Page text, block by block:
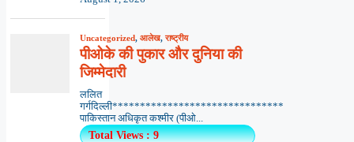
Uncategorized, आलेख,राष्ट्रीय
पीओके की पुकार और दुनिया की
जिम्मेदारी
ललित
गर्गदिल्ली*******************************
पाकिस्तान अधिकृत कश्मीर (पीओ...
Total Views : 9